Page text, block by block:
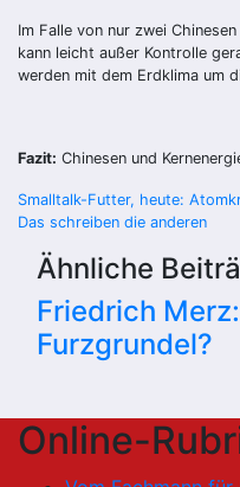
Im Falle von nur zwei
kann leicht außer Kontrolle
werden mit dem Erdklima um
Fazit: Chinesen und
Smalltalk-Futter, heute:
Das schreiben die anderen
Ähnliche
Friedrich
Furzgrundel?
Online-